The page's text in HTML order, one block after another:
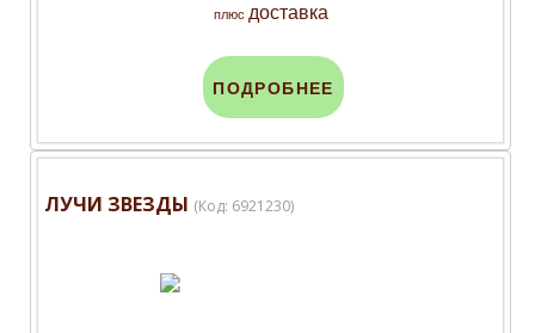
плюс доставка
ПОДРОБНЕЕ
ЛУЧИ ЗВЕЗДЫ (Код: 6921230)